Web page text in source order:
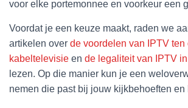
voor elke portemonnee en voorkeur een
Voordat je een keuze maakt, raden we
artikelen over de voordelen van IPTV ten
kabeltelevisie en de legaliteit van IPTV
lezen. Op die manier kun je een
nemen die past bij jouw kijkbehoeften en